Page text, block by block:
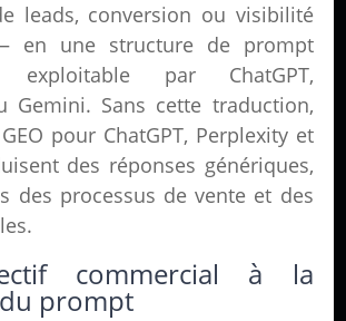
leads, conversion ou visibilité
en une structure de prompt
exploitable par ChatGPT,
Gemini. Sans cette traduction,
pour ChatGPT, Perplexity et
des réponses génériques,
des processus de vente et des
commercial à la
prompt